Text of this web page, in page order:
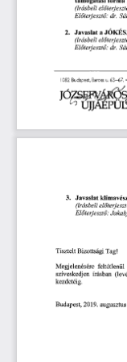
(írásbeli elő
Előterjesztő: dr.
2. Javaslat a
(írásbeli elő
Előterjesztő: dr.
I 082 Budapest, Baross u 63-67. •
JÖVS S
3. Javaslat
(írásbeli elő
Előterjesztő:
Tisztelt Bizottsági Tag!
Megjelenésére feltétlenül
szíveskedjen írásban
kezdetéig.
Budapest, 2019. augusztus